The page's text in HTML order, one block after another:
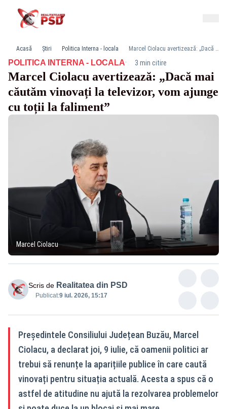
Acasă Știri Politica Interna - locala Marcel Ciolacu avertizează: „Dacă mai căutăm vinovați la televizor, vom ajunge cu toții la faliment”
POLITICA INTERNA - LOCALA· 3 min citire
Marcel Ciolacu avertizează: „Dacă mai
căutăm vinovați la televizor, vom ajunge
cu toții la faliment”
Marcel Ciolacu
Scris de Realitatea din PSD
Publicat:9 iul. 2026, 15:17
Președintele Consiliului Județean Buzău, Marcel
Ciolacu, a declarat joi, 9 iulie, că oamenii politici ar
trebui să renunțe la aparițiile publice în care caută
vinovați pentru situația actuală. Acesta a spus că o
astfel de atitudine nu ajută la rezolvarea problemelor